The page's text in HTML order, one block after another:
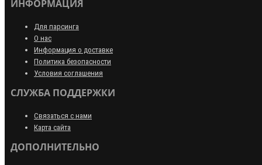
ИНФОРМАЦИЯ
Для парсинга
О нас
Информация о доставке
Политика безопасности
Условия соглашения
СЛУЖБА ПОДДЕРЖКИ
Связаться с нами
Карта сайта
ДОПОЛНИТЕЛЬНО